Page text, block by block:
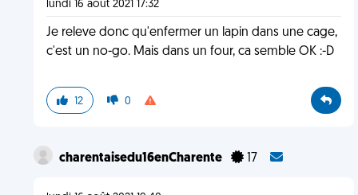
lundi 16 août 2021 17:32
Je releve donc qu'enfermer un lapin dans une cage,
c'est un no-go. Mais dans un four, ca semble OK :-D
12 0
charentaisedu16enCharente 17